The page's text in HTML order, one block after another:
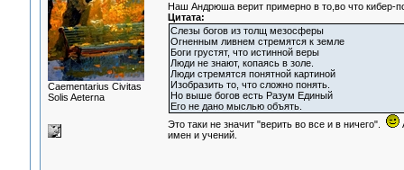
Сaementarius Civitas
Solis Aeterna
Наш Андрюша верит примерно в то,во что кибер-
Цитата:
Слезы богов из толщ мезосферы
Огненным ливнем стремятся к земле
Боги грустят, что истинной веры
Люди не знают, копаясь в золе.
Люди стремятся понятной картиной
Изобразить то, что сложно понять.
Но выше богов есть Разум Единый
Его не дано мыслью объять.
Это таки не значит "верить во все и в ничего".
имен и учений.